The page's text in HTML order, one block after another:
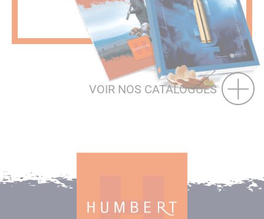
VOIR NOS CATALOGUES